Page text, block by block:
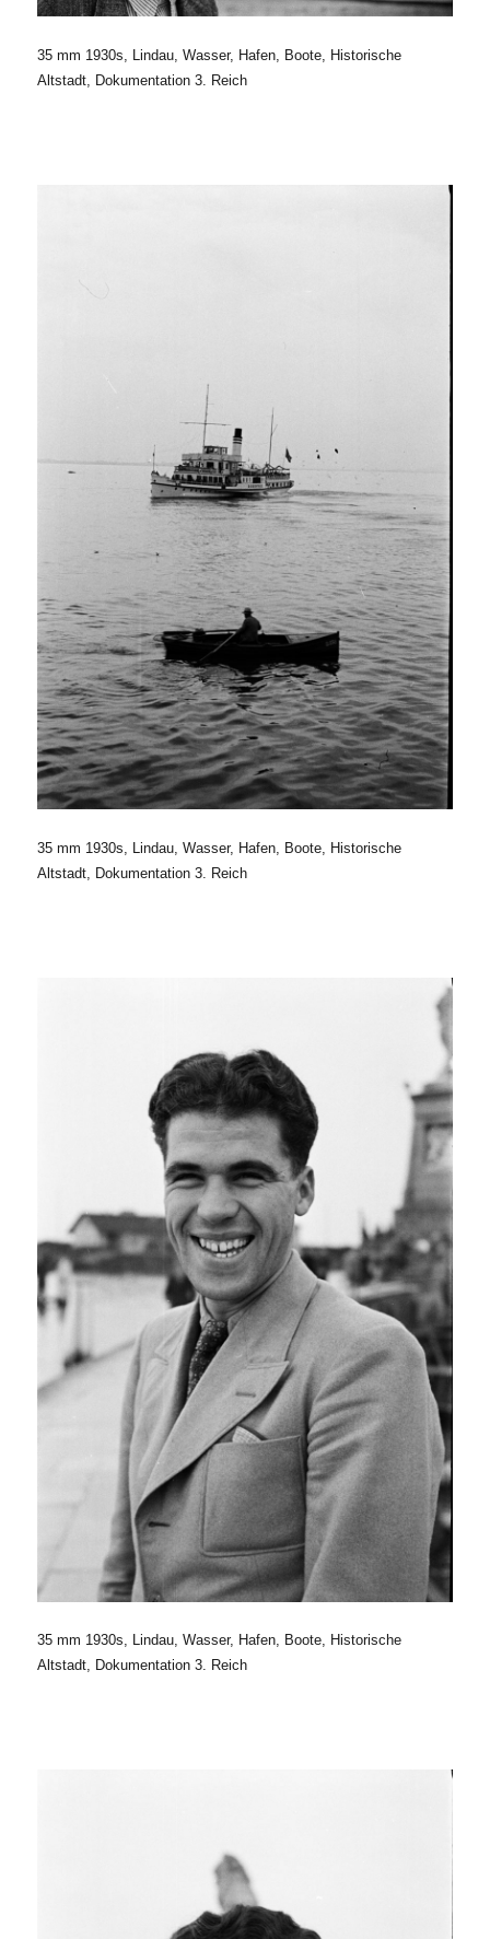
35 mm 1930s, Lindau, Wasser, Hafen, Boote, Historische
Altstadt, Dokumentation 3. Reich
35 mm 1930s, Lindau, Wasser, Hafen, Boote, Historische
Altstadt, Dokumentation 3. Reich
35 mm 1930s, Lindau, Wasser, Hafen, Boote, Historische
Altstadt, Dokumentation 3. Reich